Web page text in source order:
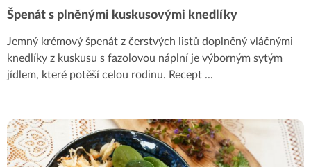
Špenát s plněnými kuskusovými knedlíky
Jemný krémový špenát z čerstvých listů doplněný vláčnými
knedlíky z kuskusu s fazolovou náplní je výborným sytým
jídlem, které potěší celou rodinu. Recept ...